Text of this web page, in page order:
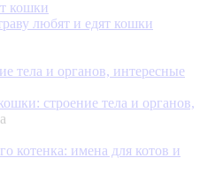
любят и едят кошки
строение тела и органов,